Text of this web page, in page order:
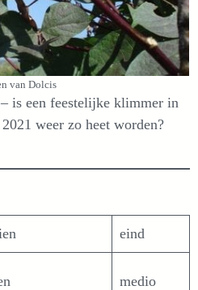
van Dolcis
is een feestelijke klimmer in
weer zo heet worden?
eind
medio